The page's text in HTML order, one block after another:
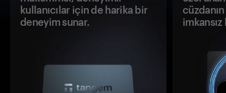
kullanıcılar için de harika bir
deneyim sunar.